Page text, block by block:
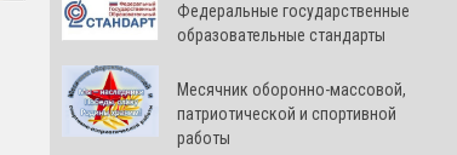
Федеральные государственные
образовательные стандарты
Месячник оборонно-массовой,
патриотической и спортивной
работы